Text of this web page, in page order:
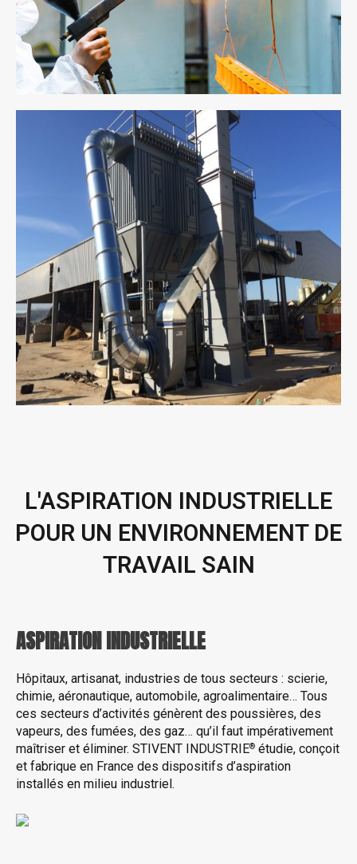
L'ASPIRATION INDUSTRIELLE
POUR UN ENVIRONNEMENT DE
TRAVAIL SAIN
ASPIRATION INDUSTRIELLE
Hôpitaux, artisanat, industries de tous secteurs : scierie,
chimie, aéronautique, automobile, agroalimentaire… Tous
ces secteurs d’activités génèrent des poussières, des
vapeurs, des fumées, des gaz… qu’il faut impérativement
maîtriser et éliminer. STIVENT INDUSTRIE® étudie, conçoit
et fabrique en France des dispositifs d’aspiration
installés en milieu industriel.